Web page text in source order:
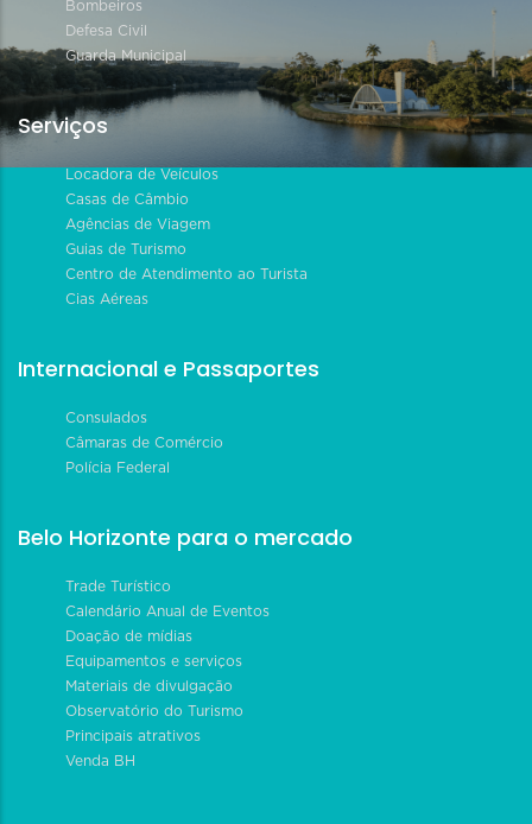
Bombeiros
Defesa Civil
Guarda Municipal
Serviços
Locadora de Veículos
Casas de Câmbio
Agências de Viagem
Guias de Turismo
Centro de Atendimento ao Turista
Cias Aéreas
Internacional e Passaportes
Consulados
Câmaras de Comércio
Polícia Federal
Belo Horizonte para o mercado
Trade Turístico
Calendário Anual de Eventos
Doação de mídias
Equipamentos e serviços
Materiais de divulgação
Observatório do Turismo
Principais atrativos
Venda BH